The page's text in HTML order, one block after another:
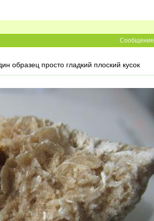
Сообщение
образец просто гладкий плоский кусок